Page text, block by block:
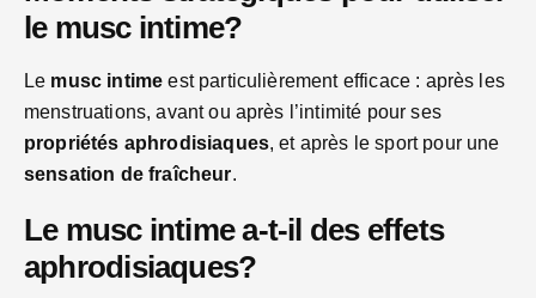
le musc intime?
Le musc intime est particulièrement efficace : après les
menstruations, avant ou après l’intimité pour ses
propriétés aphrodisiaques, et après le sport pour une
sensation de fraîcheur.
Le musc intime a-t-il des effets
aphrodisiaques?